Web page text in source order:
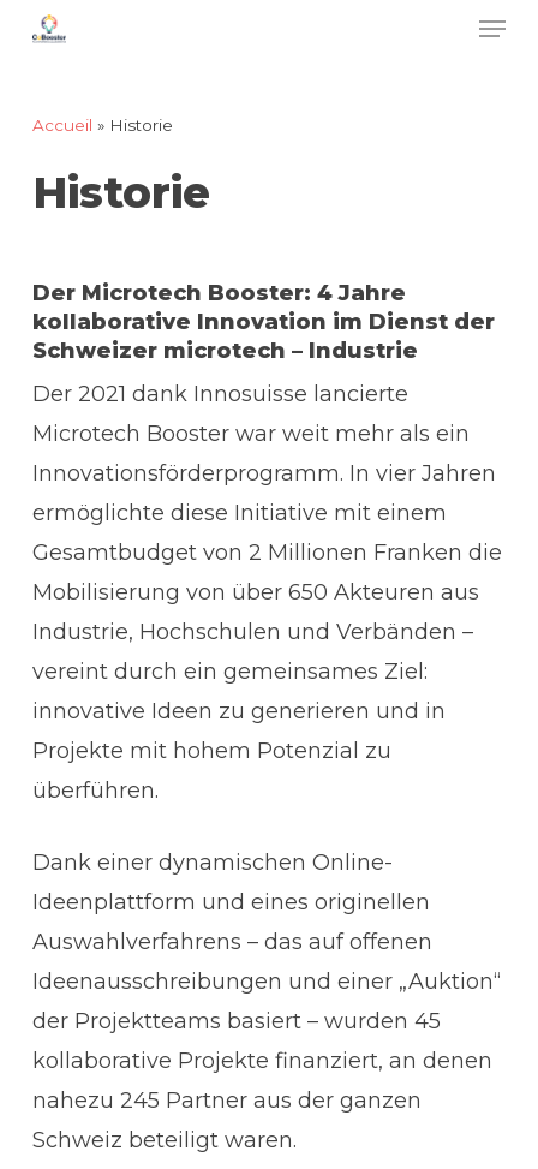
Skip
content
Accueil » Historie
Historie
Der Microtech Booster: 4 Jahre
kollaborative Innovation im Dienst der
Schweizer microtech – Industrie
Der 2021 dank Innosuisse lancierte
Microtech Booster war weit mehr als ein
Innovationsförderprogramm. In vier Jahren
ermöglichte diese Initiative mit einem
Gesamtbudget von 2 Millionen Franken die
Mobilisierung von über 650 Akteuren aus
Industrie, Hochschulen und Verbänden –
vereint durch ein gemeinsames Ziel:
innovative Ideen zu generieren und in
Projekte mit hohem Potenzial zu
überführen.
Dank einer dynamischen Online-
Ideenplattform und eines originellen
Auswahlverfahrens – das auf offenen
Ideenausschreibungen und einer „Auktion“
der Projektteams basiert – wurden 45
kollaborative Projekte finanziert, an denen
nahezu 245 Partner aus der ganzen
Schweiz beteiligt waren.